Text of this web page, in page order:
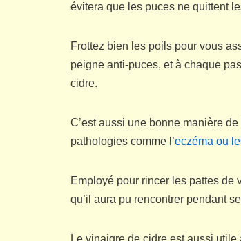
évitera que les puces ne quittent
Frottez bien les poils pour vous
peigne anti-puces, et à chaque
cidre.
C’est aussi une bonne manière
pathologies comme l’eczéma ou
Employé pour rincer les pattes
qu’il aura pu rencontrer pendant
Le vinaigre de cidre est aussi